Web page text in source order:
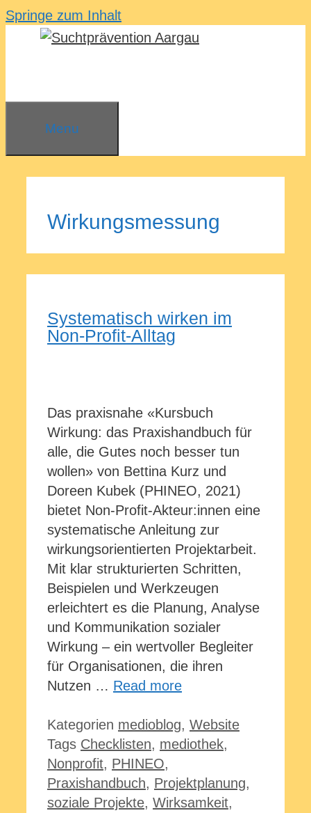
Springe zum Inhalt
Menu
Wirkungsmessung
Systematisch wirken im
Non-Profit-Alltag
Das praxisnahe «Kursbuch
Wirkung: das Praxishandbuch für
alle, die Gutes noch besser tun
wollen» von Bettina Kurz und
Doreen Kubek (PHINEO, 2021)
bietet Non-Profit-Akteur:innen eine
systematische Anleitung zur
wirkungsorientierten Projektarbeit.
Mit klar strukturierten Schritten,
Beispielen und Werkzeugen
erleichtert es die Planung, Analyse
und Kommunikation sozialer
Wirkung – ein wertvoller Begleiter
für Organisationen, die ihren
Nutzen … Read more
Kategorien medioblog, Website
Tags Checklisten, mediothek,
Nonprofit, PHINEO,
Praxishandbuch, Projektplanung,
soziale Projekte, Wirksamkeit,